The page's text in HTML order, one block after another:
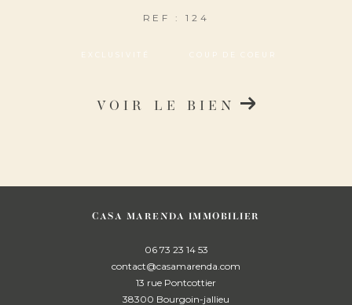
REF : 124
EXCLUSIVITÉ COUP DE COEUR
VOIR LE BIEN
CASA MARENDA IMMOBILIER
06 73 23 14 53
contact@casamarenda.com
13 rue Pontcottier
38300
bourgoin-jallieu